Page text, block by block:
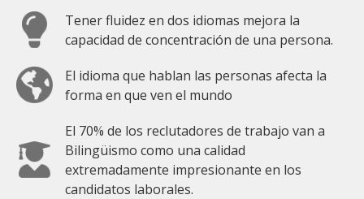
Tener fluidez en dos idiomas mejora la
capacidad de concentración de una persona.
El idioma que hablan las personas afecta la
forma en que ven el mundo
El 70% de los reclutadores de trabajo van a
Bilingüismo como una calidad
extremadamente impresionante en los
candidatos laborales.